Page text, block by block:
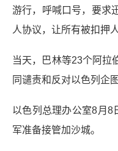
游行，呼喊口号，要求
人协议，让所有被扣押
当天，巴林等23个阿拉
同谴责和反对以色列企
以色列总理办公室8月8
军准备接管加沙城。